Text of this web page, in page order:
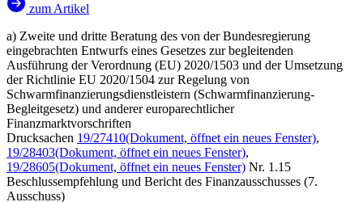
zum Artikel
a) Zweite und dritte Beratung des von der Bundesregierung
eingebrachten Entwurfs eines Gesetzes zur begleitenden
Ausführung der Verordnung (EU) 2020/1503 und der Umsetzung
der Richtlinie EU 2020/1504 zur Regelung von
Schwarmfinanzierungsdienstleistern (Schwarmfinanzierung-
Begleitgesetz) und anderer europarechtlicher
Finanzmarktvorschriften
Drucksachen 19/27410(Dokument, öffnet ein neues Fenster),
19/28403(Dokument, öffnet ein neues Fenster),
19/28605(Dokument, öffnet ein neues Fenster) Nr. 1.15
Beschlussempfehlung und Bericht des Finanzausschusses (7.
Ausschuss)